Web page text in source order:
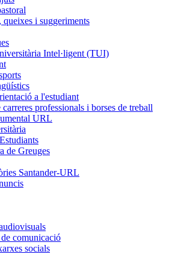
queixes i suggeriments
Intel·ligent (TUI)
a l'estudiant
carreres professionals i borses de treball
URL
de Greuges
Santander-URL
comunicació
socials